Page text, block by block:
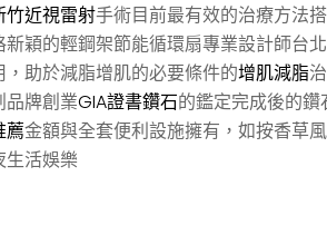
竹近視雷射手術目前最有效的治療方法
新穎的輕鋼架節能循環扇專業設計師台
助於減脂增肌的必要條件的增肌減脂
牌創業GIA證書鑽石的鑑定完成後的
薦金額與全套便利設施擁有，如按香草
生活娛樂